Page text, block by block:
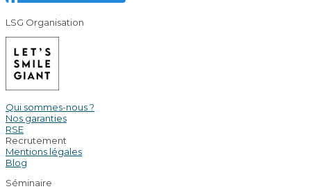
LSG Organisation
Qui sommes-nous ?
Nos garanties
RSE
Recrutement
Mentions légales
Blog
Séminaire